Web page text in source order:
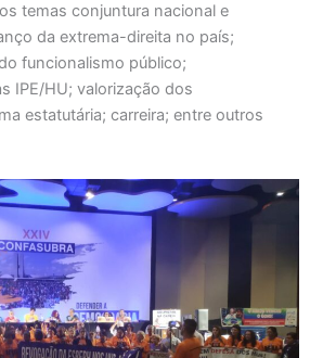
temas conjuntura nacional e
da extrema-direita no país;
funcionalismo público;
IPE/HU; valorização dos
estatutária; carreira; entre outros